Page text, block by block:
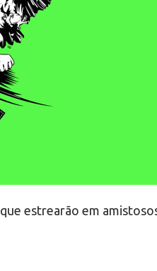
que estrearão em